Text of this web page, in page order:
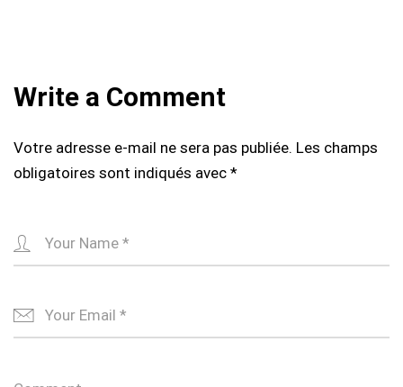
Write a Comment
Votre adresse e-mail ne sera pas publiée. Les champs
obligatoires sont indiqués avec *